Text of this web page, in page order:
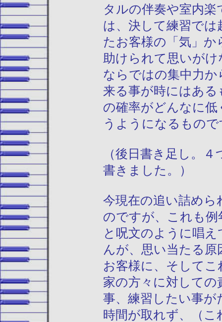
タルの伴奏や室内
は、決して練習で
たお客様の「気」
助けられて思いが
ならではの集中力
来る事が時にはあ
の確率がどんなに
うようになるもの
（後日書き足し。
書きました。）
今現在の追い詰め
のですが、これも
と呪文のように唱
んが、思い当たる
お客様に、そして
家の方々に対して
事、練習したい事
時間が取れず、（